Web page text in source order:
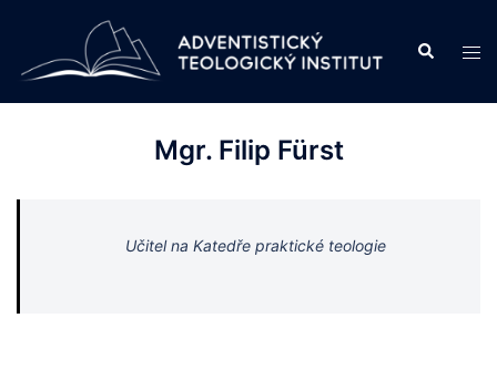
content
Search
Mgr. Filip Fürst
Učitel na Katedře praktické teologie